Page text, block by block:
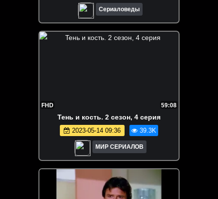
Сериаловеды
FHD 59:08
Teнь и кocть. 2 сезон, 4 серия
2023-05-14 09:36 39.3K
МИР СЕРИАЛОВ